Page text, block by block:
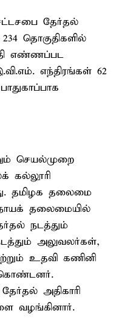
தேர்தல்
தொகுதிகளில்
எண்ணப்பட
எந்திரங்கள் 62
செயல்முறை
கல்லூரி
தமிழக தலைமை
தலைமையில்
நடத்தும்
அலுவலர்கள்,
உதவி கணினி
அதிகாரி
வழங்கினார்.